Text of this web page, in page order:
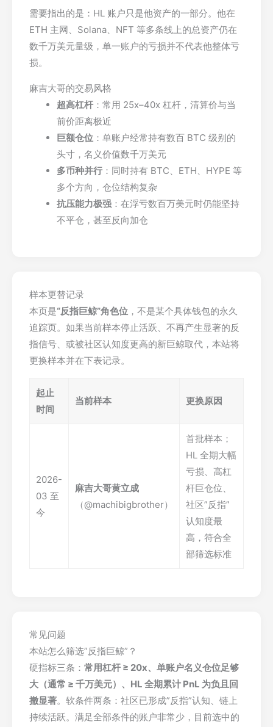
需要指出的是：HL 账户只是他资产的一部分。他在
ETH 主网、Solana、NFT 等多条线上的总资产仍在
数千万美元量级，单一账户的亏损并不代表他整体亏
损。
麻吉大哥的交易风格
超高杠杆 ：常用 25x–40x 杠杆，清算价与当
前价距离极近
巨额仓位 ：单账户经常持有数百 BTC 级别的
头寸，名义价值数千万美元
多币种并行 ：同时持有 BTC、ETH、HYPE 等
多个方向，仓位结构复杂
抗压能力极强 ：在浮亏数百万美元时仍能坚持
不平仓，甚至反向加仓
样本更替记录
本页是“反指巨鲸”角色位 ，不是某个具体钱包的永久
追踪页。如果当前样本停止活跃、不再产生显著的反
指信号、或被社区认知度更高的新巨鲸取代，本站将
更换样本并在下表记录。
起止
时间
当前样本 更换原因
2026-
03 至
今
麻吉大哥黄立成
（@machibigbrother）
首批样本；
HL 全期大幅
亏损、高杠
杆巨仓位、
社区”反指”
认知度最
高，符合全
部筛选标准
常见问题
本站怎么筛选”反指巨鲸”？
硬指标三条： 常用杠杆 ≥ 20x、单账户名义仓位足够
大（通常 ≥ 千万美元）、HL 全期累计 PnL 为负且回
撤显著。软条件两条：社区已形成”反指”认知、链上
持续活跃。满足全部条件的账户非常少，目前选中的